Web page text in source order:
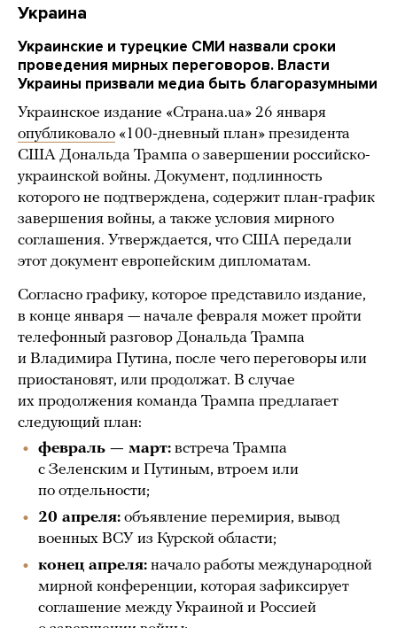
Украина
Украинские и турецкие СМИ назвали сроки
проведения мирных переговоров. Власти
Украины призвали медиа быть благоразумными
Украинское издание «Страна.ua» 26 января
опубликовало «100-дневный план» президента
США Дональда Трампа о завершении российско-
украинской войны. Документ, подлинность
которого не подтверждена, содержит план-график
завершения войны, а также условия мирного
соглашения. Утверждается, что США передали
этот документ европейским дипломатам.
Согласно графику, которое представило издание,
в конце января — начале февраля может пройти
телефонный разговор Дональда Трампа
и Владимира Путина, после чего переговоры или
приостановят, или продолжат. В случае
их продолжения команда Трампа предлагает
следующий план:
февраль — март: встреча Трампа
с Зеленским и Путиным, втроем или
по отдельности;
20 апреля: объявление перемирия, вывод
военных ВСУ из Курской области;
конец апреля: начало работы международной
мирной конференции, которая зафиксирует
соглашение между Украиной и Россией